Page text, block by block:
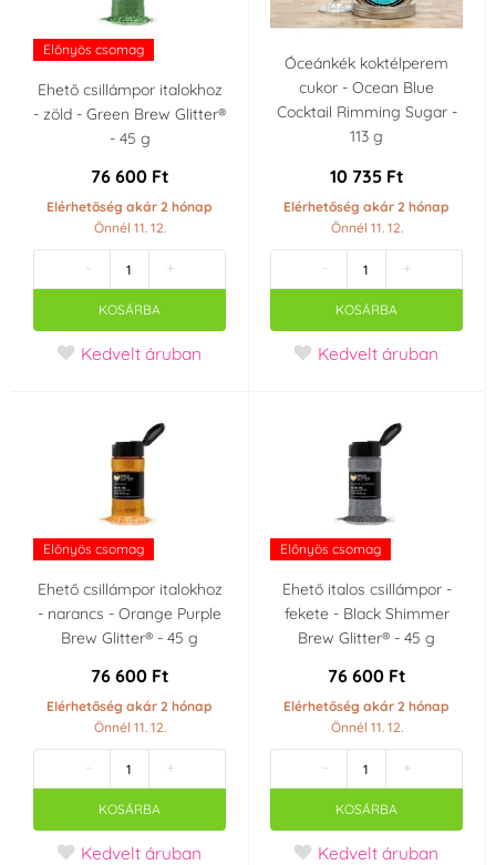
Előnyös csomag
Ehető csillámpor italokhoz
- zöld - Green Brew Glitter®
- 45 g
76 600 Ft
Elérhetőség akár 2 hónap
Önnél 11. 12.
- +
KOSÁRBA
Kedvelt áruban
Óceánkék koktélperem
cukor - Ocean Blue
Cocktail Rimming Sugar -
113 g
10 735 Ft
Elérhetőség akár 2 hónap
Önnél 11. 12.
- +
KOSÁRBA
Kedvelt áruban
Előnyös csomag
Ehető csillámpor italokhoz
- narancs - Orange Purple
Brew Glitter® - 45 g
76 600 Ft
Elérhetőség akár 2 hónap
Önnél 11. 12.
- +
KOSÁRBA
Kedvelt áruban
Előnyös csomag
Ehető italos csillámpor -
fekete - Black Shimmer
Brew Glitter® - 45 g
76 600 Ft
Elérhetőség akár 2 hónap
Önnél 11. 12.
- +
KOSÁRBA
Kedvelt áruban